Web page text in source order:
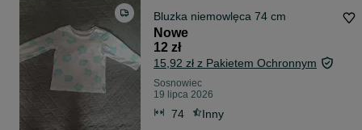
Bluzka niemowlęca 74 cm
Nowe
12 zł
15,92 zł z Pakietem Ochronnym
Sosnowiec
19 lipca 2026
74 Inny